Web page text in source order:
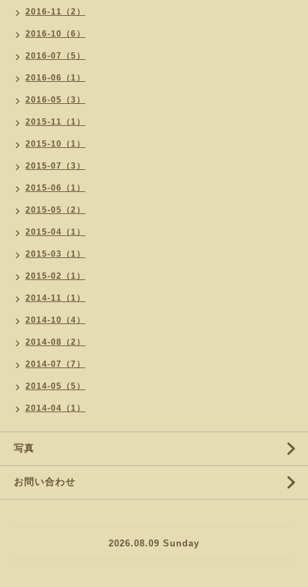
2016-11（2）
2016-10（6）
2016-07（5）
2016-06（1）
2016-05（3）
2015-11（1）
2015-10（1）
2015-07（3）
2015-06（1）
2015-05（2）
2015-04（1）
2015-03（1）
2015-02（1）
2014-11（1）
2014-10（4）
2014-08（2）
2014-07（7）
2014-05（5）
2014-04（1）
写真
お問い合わせ
2026.08.09 Sunday